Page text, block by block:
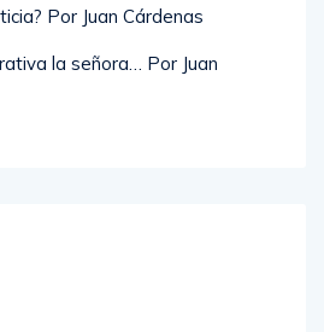
Por Juan Cárdenas
la señora… Por Juan